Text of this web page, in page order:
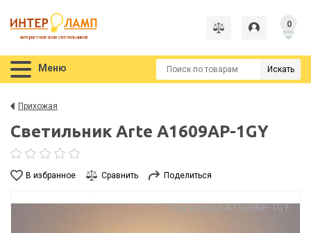
интернет-магазин светильников
0
Меню Искать
Прихожая
Светильник Arte A1609AP-1GY
В избранное Сравнить Поделиться
Код товара: A1609AP-1GY